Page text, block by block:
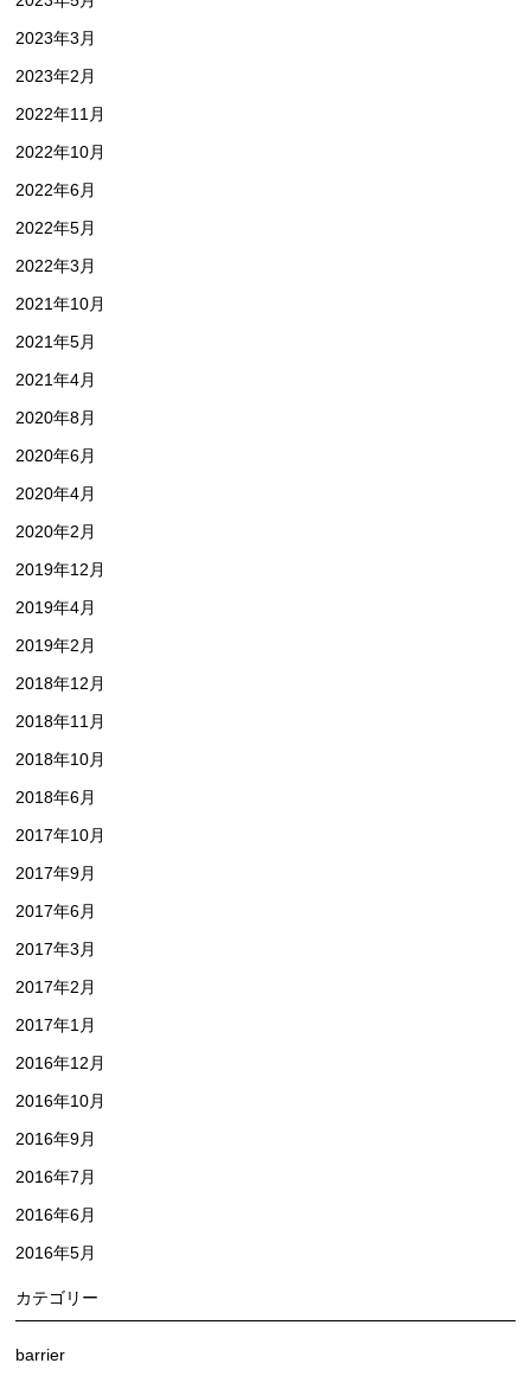
2023年3月
2023年2月
2022年11月
2022年10月
2022年6月
2022年5月
2022年3月
2021年10月
2021年5月
2021年4月
2020年8月
2020年6月
2020年4月
2020年2月
2019年12月
2019年4月
2019年2月
2018年12月
2018年11月
2018年10月
2018年6月
2017年10月
2017年9月
2017年6月
2017年3月
2017年2月
2017年1月
2016年12月
2016年10月
2016年9月
2016年7月
2016年6月
2016年5月
カテゴリー
barrier